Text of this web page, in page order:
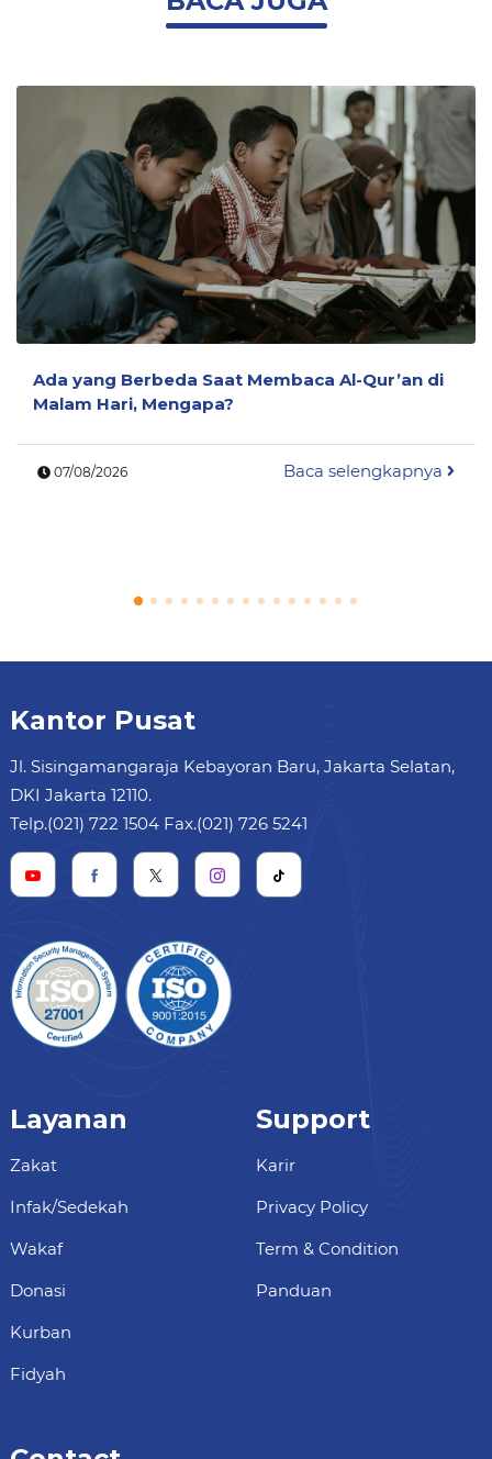
Ada yang Berbeda Saat Membaca Al-Qur’an di
Malam Hari, Mengapa?
07/08/2026 Baca selengkapnya
Kantor Pusat
Jl. Sisingamangaraja Kebayoran Baru, Jakarta Selatan,
DKI Jakarta 12110.
Telp.(021) 722 1504 Fax.(021) 726 5241
Layanan
Zakat
Infak/Sedekah
Wakaf
Donasi
Kurban
Fidyah
Support
Karir
Privacy Policy
Term & Condition
Panduan